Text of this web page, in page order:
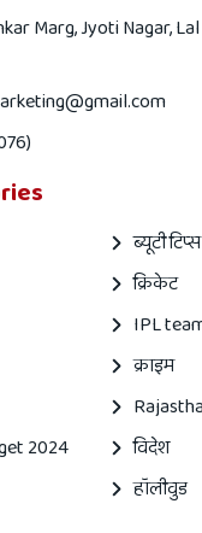
Marg, Jyoti Nagar,
ब्यूटी टिप्स
क्रिकेट
IPL
क्राइम
2024
विदेश
हॉलीवुड